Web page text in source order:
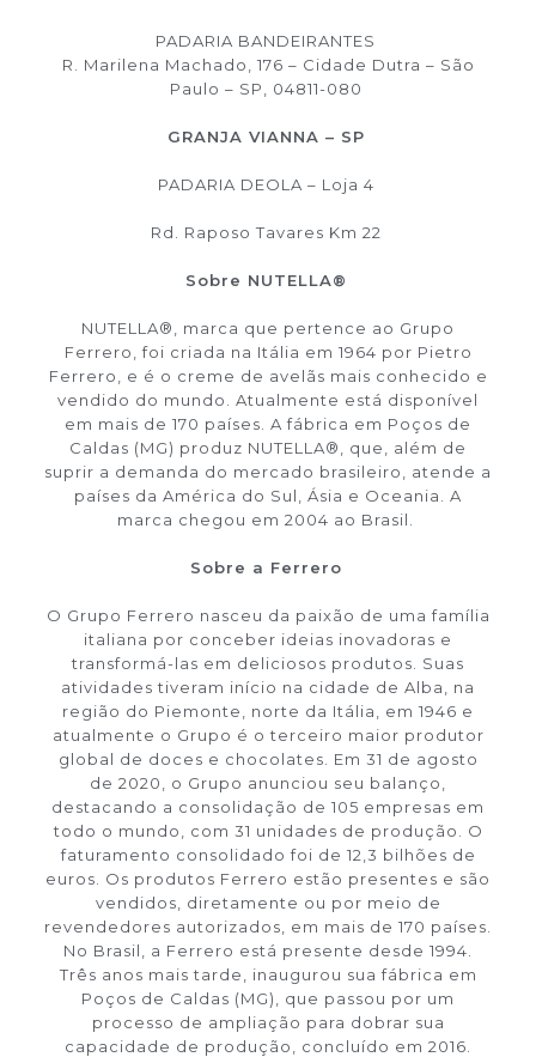
PADARIA BANDEIRANTES
R. Marilena Machado, 176 – Cidade Dutra – São
Paulo – SP, 04811-080
GRANJA VIANNA – SP
PADARIA DEOLA – Loja 4
Rd. Raposo Tavares Km 22
Sobre NUTELLA®
NUTELLA®, marca que pertence ao Grupo
Ferrero, foi criada na Itália em 1964 por Pietro
Ferrero, e é o creme de avelãs mais conhecido e
vendido do mundo. Atualmente está disponível
em mais de 170 países. A fábrica em Poços de
Caldas (MG) produz NUTELLA®, que, além de
suprir a demanda do mercado brasileiro, atende a
países da América do Sul, Ásia e Oceania. A
marca chegou em 2004 ao Brasil.
Sobre a Ferrero
O Grupo Ferrero nasceu da paixão de uma família
italiana por conceber ideias inovadoras e
transformá-las em deliciosos produtos. Suas
atividades tiveram início na cidade de Alba, na
região do Piemonte, norte da Itália, em 1946 e
atualmente o Grupo é o terceiro maior produtor
global de doces e chocolates. Em 31 de agosto
de 2020, o Grupo anunciou seu balanço,
destacando a consolidação de 105 empresas em
todo o mundo, com 31 unidades de produção. O
faturamento consolidado foi de 12,3 bilhões de
euros. Os produtos Ferrero estão presentes e são
vendidos, diretamente ou por meio de
revendedores autorizados, em mais de 170 países.
No Brasil, a Ferrero está presente desde 1994.
Três anos mais tarde, inaugurou sua fábrica em
Poços de Caldas (MG), que passou por um
processo de ampliação para dobrar sua
capacidade de produção, concluído em 2016.